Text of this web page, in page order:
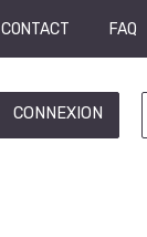
CONTACT FAQ
CONNEXION